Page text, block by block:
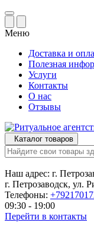
Меню
Доставка и
Полезная
Услуги
Контакты
О нас
Отзывы
Каталог товаров
Наш адрес: г.
г. Петрозаводск, ул.
Телефоны:
09:30 - 19:00
Перейти в контакты